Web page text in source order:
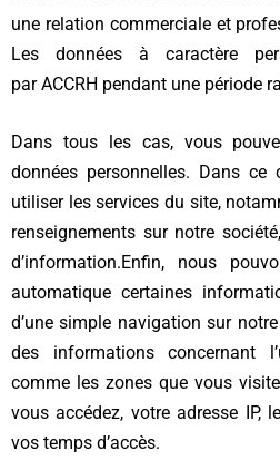
une relation commerciale et
Les données à caractère
par ACCRH pendant une période
Dans tous les cas, vous
données personnelles. Dans
utiliser les services du site,
renseignements sur notre
d’information.Enfin, nous
automatique certaines
d’une simple navigation sur
des informations concernant
comme les zones que vous
vous accédez, votre adresse IP,
vos temps d’accès.